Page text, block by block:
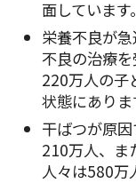
面しています。
栄養不良が
不良の治療
220万人の子
状態にありま
干ばつが原
210万人、ま
人々は580万